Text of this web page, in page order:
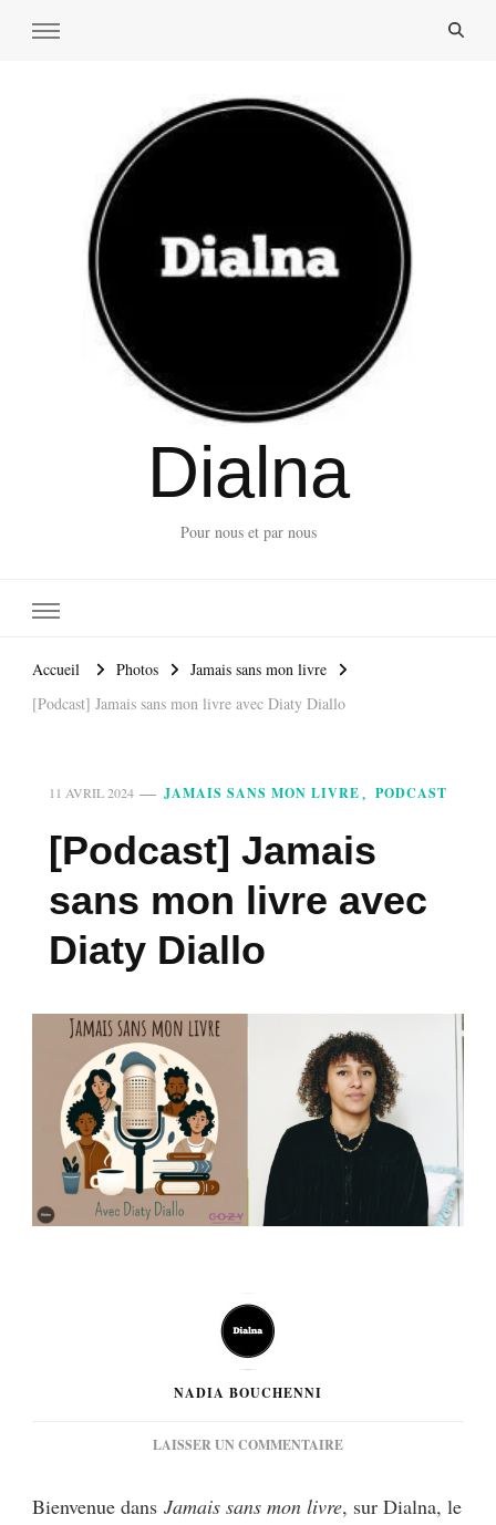
Dialna
Pour nous et par nous
Accueil Photos
Jamais sans mon livre
[Podcast] Jamais sans mon livre avec Diaty Diallo
11 AVRIL 2024 JAMAIS SANS MON LIVRE PODCAST
[Podcast] Jamais
sans mon livre avec
Diaty Diallo
NADIA BOUCHENNI
LAISSER UN COMMENTAIRESUR
SANS
Bienvenue dans Jamais sans mon livre, sur Dialna, le